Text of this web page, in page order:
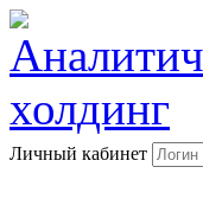
Личный кабинет